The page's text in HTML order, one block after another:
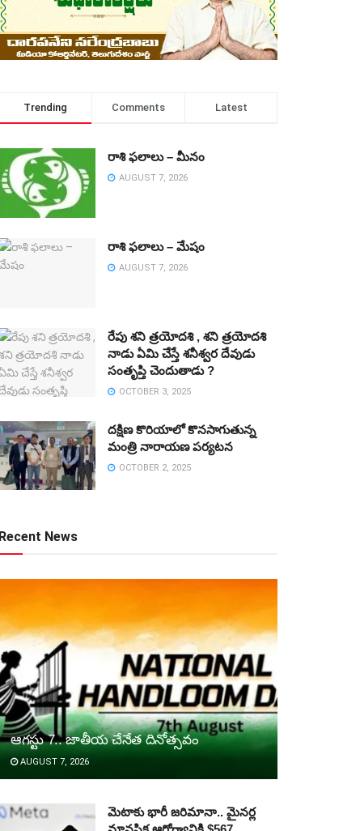
Trending Comments Latest
రాశి ఫలాలు – మీనం
AUGUST 7, 2026
రాశి ఫలాలు – మేషం
AUGUST 7, 2026
రేపు శని త్రయోదశి , శని త్రయోదశి
నాడు ఏమి చేస్తే శనీశ్వర దేవుడు
సంతృప్తి చెందుతాడు ?
OCTOBER 3, 2025
దక్షిణ కొరియాలో కొనసాగుతున్న
మంత్రి నారాయణ పర్యటన
OCTOBER 2, 2025
Recent News
ఆగస్టు 7.. జాతీయ చేనేత దినోత్సవం
AUGUST 7, 2026
మెటాకు భారీ జరిమానా.. మైనర్ల